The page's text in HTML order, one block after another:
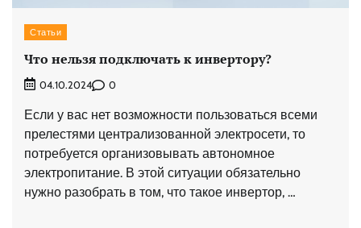
Статьи
Что нельзя подключать к инвертору?
04.10.2024 0
Если у вас нет возможности пользоваться всеми
прелестями централизованной электросети, то
потребуется организовывать автономное
электропитание. В этой ситуации обязательно
нужно разобрать в том, что такое инвертор, …